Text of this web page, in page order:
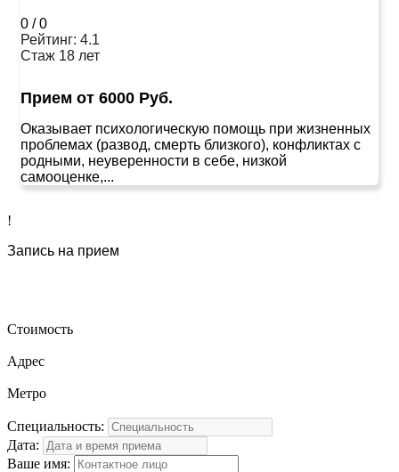
0 /0
Рейтинг: 4.1
Стаж 18 лет
Прием от 6000 Руб.
Оказывает психологическую помощь при жизненных
проблемах (развод, смерть близкого), конфликтах с
родными, неуверенности в себе, низкой
самооценке,...
!
Запись на прием
Стоимость
Адрес
Метро
Специальность:
Дата:
Ваше имя: